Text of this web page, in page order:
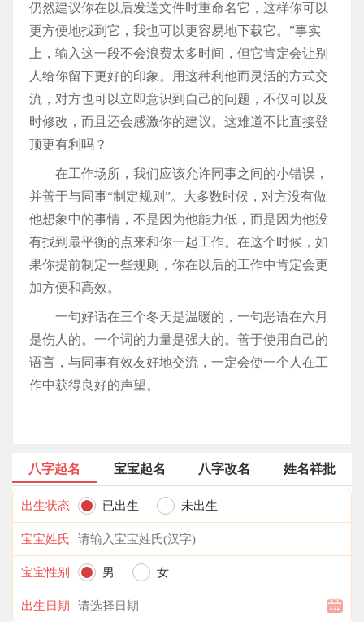
仍然建议你在以后发送文件时重命名它，这样你可以
更方便地找到它，我也可以更容易地下载它。”事实
上，输入这一段不会浪费太多时间，但它肯定会让别
人给你留下更好的印象。用这种利他而灵活的方式交
流，对方也可以立即意识到自己的问题，不仅可以及
时修改，而且还会感激你的建议。这难道不比直接登
顶更有利吗？
在工作场所，我们应该允许同事之间的小错误，
并善于与同事“制定规则”。大多数时候，对方没有做
他想象中的事情，不是因为他能力低，而是因为他没
有找到最平衡的点来和你一起工作。在这个时候，如
果你提前制定一些规则，你在以后的工作中肯定会更
加方便和高效。
一句好话在三个冬天是温暖的，一句恶语在六月
是伤人的。一个词的力量是强大的。善于使用自己的
语言，与同事有效友好地交流，一定会使一个人在工
作中获得良好的声望。
八字起名 宝宝起名 八字改名 姓名祥批
出生状态 已出生 未出生
宝宝姓氏
宝宝性别 男 女
出生日期